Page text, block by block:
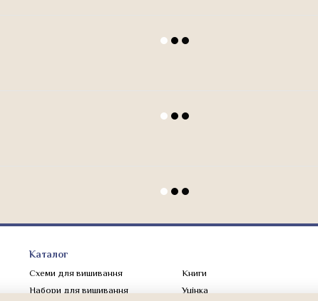
Каталог
Схеми для вишивання
Набори для вишивання
Книги
Уцінка